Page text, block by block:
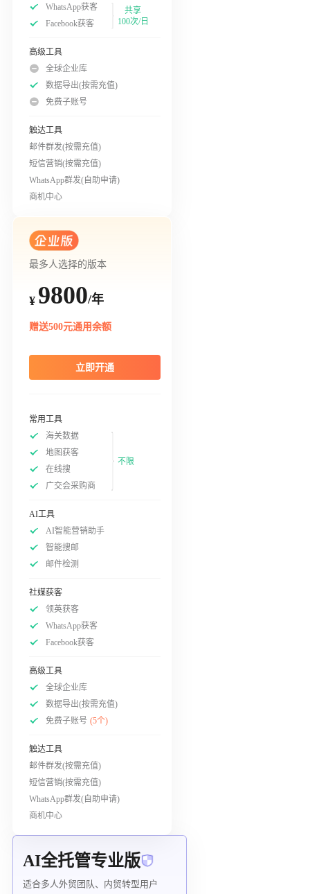
WhatsApp获客
Facebook获客
共享
100次/日
高级工具
全球企业库
数据导出(按需充值)
免费子账号
触达工具
邮件群发(按需充值)
短信营销(按需充值)
WhatsApp群发(自助申请)
商机中心
最多人选择的版本
¥ 9800/年
赠送500元通用余额
立即开通
常用工具
海关数据
地图获客
在线搜
广交会采购商
不限
AI工具
AI智能营销助手
智能搜邮
邮件检测
社媒获客
领英获客
WhatsApp获客
Facebook获客
高级工具
全球企业库
数据导出(按需充值)
免费子账号 (5个)
触达工具
邮件群发(按需充值)
短信营销(按需充值)
WhatsApp群发(自助申请)
商机中心
AI全托管专业版
适合多人外贸团队、内贸转型用户